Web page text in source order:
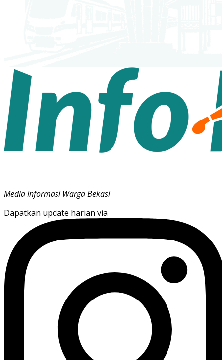
Media Informasi Warga Bekasi
Dapatkan update harian via